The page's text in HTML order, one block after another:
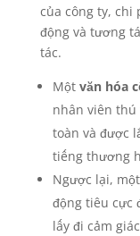
của công ty, chi
động và tương
tác.
Một văn hóa
nhân viên thú
toàn và được
tiếng thương
Ngược lại, một
động tiêu cực
lấy đi cảm